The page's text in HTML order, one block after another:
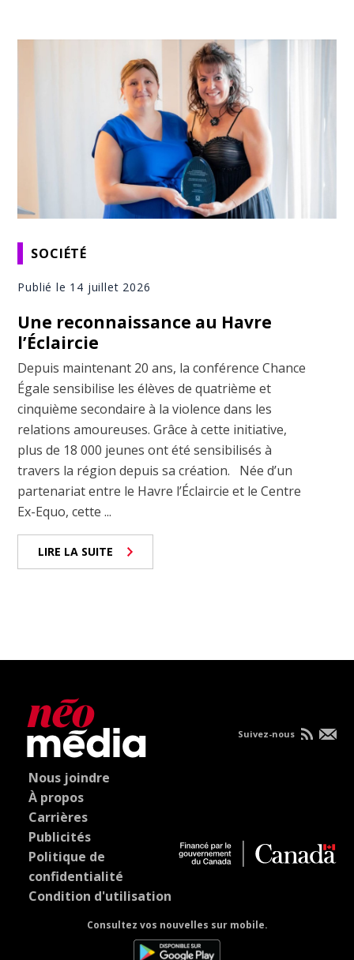
SOCIÉTÉ
Publié le 14 juillet 2026
Une reconnaissance au Havre
l’Éclaircie
Depuis maintenant 20 ans, la conférence Chance
Égale sensibilise les élèves de quatrième et
cinquième secondaire à la violence dans les
relations amoureuses. Grâce à cette initiative,
plus de 18 000 jeunes ont été sensibilisés à
travers la région depuis sa création. Née d’un
partenariat entre le Havre l’Éclaircie et le Centre
Ex-Equo, cette ...
LIRE LA SUITE
Nous joindre
À propos
Carrières
Publicités
Politique de
confidentialité
Condition d'utilisation
Consultez vos nouvelles sur mobile.
Suivez-nous